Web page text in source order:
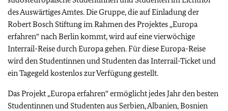
des Auswärtiges Amtes. Die Gruppe, die auf Einladung der
Robert Bosch Stiftung im Rahmen des Projektes „Europa
erfahren“ nach Berlin kommt, wird auf eine vierwöchige
Interrail-Reise durch Europa gehen. Für diese Europa-Reise
wird den Studentinnen und Studenten das Interrail-Ticket und
ein Tagegeld kostenlos zur Verfügung gestellt.
Das Projekt „Europa erfahren“ ermöglicht jedes Jahr den besten
Studentinnen und Studenten aus Serbien, Albanien, Bosnien